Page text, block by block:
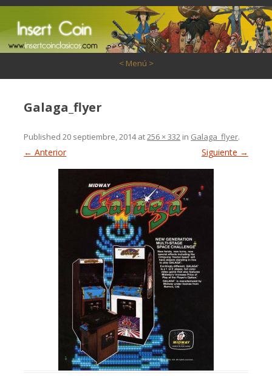
< Menú >
Galaga_flyer
Published20 septiembre, 2014at256 × 332 in Galaga_flyer.
← Anterior Siguiente →